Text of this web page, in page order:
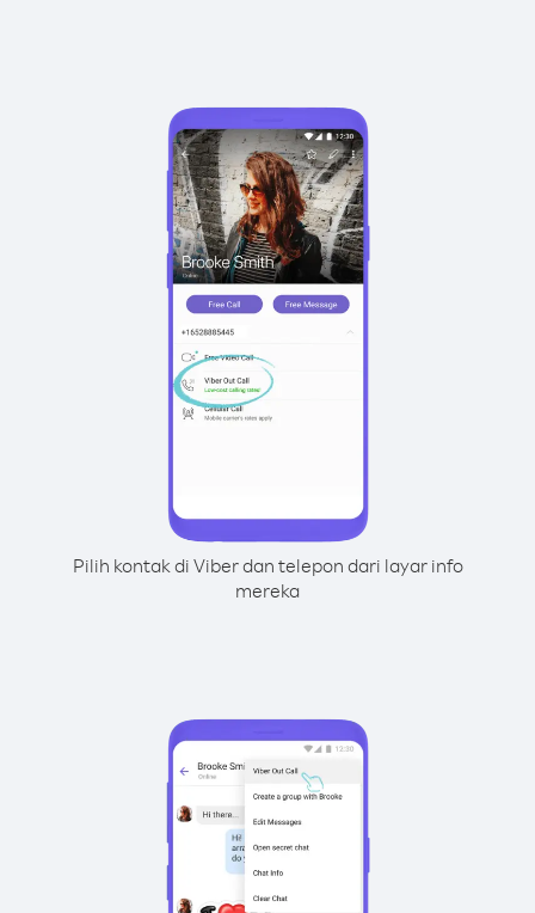
Pilih kontak di Viber dan telepon dari layar info
mereka